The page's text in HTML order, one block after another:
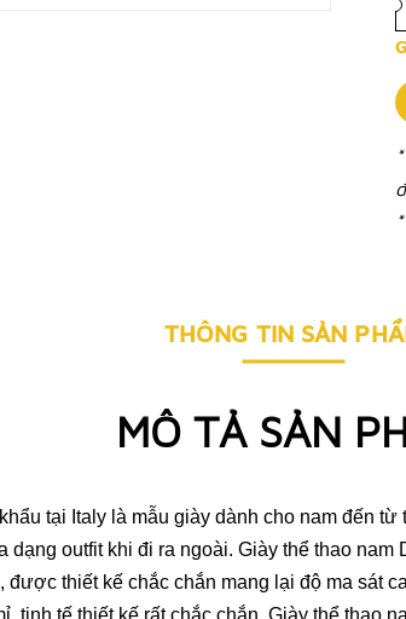
THÔNG TIN SẢN
MÔ TẢ SẢN
tại Italy là mẫu giày dành cho nam đến
outfit khi đi ra ngoài. Giày thể thao
thiết kế chắc chắn mang lại độ ma sát
tinh tế thiết kế rất chắc chắn. Giày thể thao